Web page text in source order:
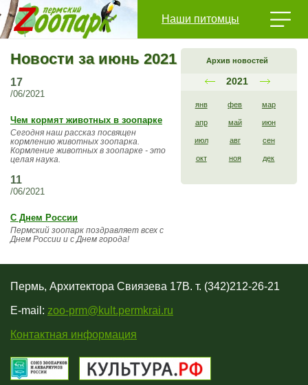
Наши питомцы
Архив новостей
2021
янв фев мар
апр май июн
июл авг сен
окт ноя дек
Новости за июнь 2021
17
/06/2021
Чем кормят животных в зоопарке
Сегодня наш рассказ посвящен
кормлению животных зоопарка.
Кормление животных в зоопарке - это
целая наука.
11
/06/2021
С Днем России
Пермский зоопарк поздравляет всех с
Днем России и с Днем города!
Пермь, Архитектора Свиязева 17В. т. (342)212-26-21
E-mail: zoo-prm@kult.permkrai.ru
Контактная информация